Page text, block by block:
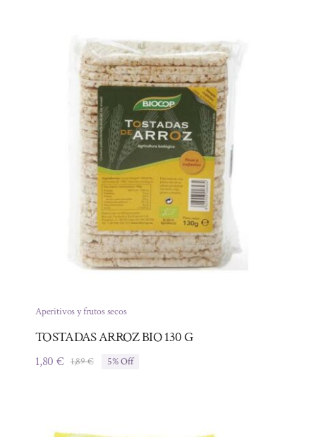
Aperitivos y frutos secos
TOSTADAS ARROZ BIO 130 G
1,89€El
1,80€
El
5% Off